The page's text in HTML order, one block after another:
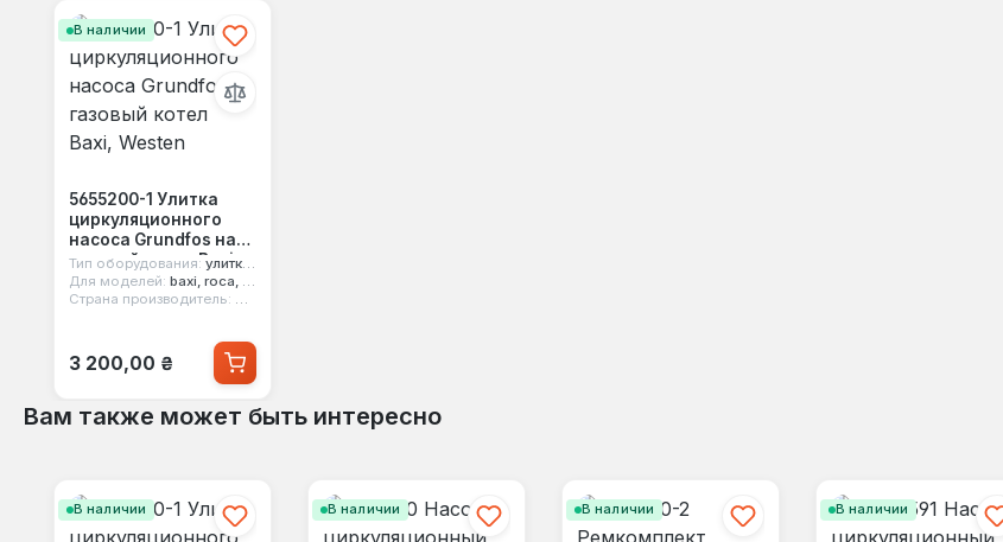
В наличии
5655200-1 Улитка
циркуляционного
насоса Grundfos на
газовый котел Baxi,
Westen
Тип оборудования: улитка насоса
Для моделей: baxi, roca, westen
Страна производитель:
Обычная цена:
3 200,00 ₴
Вам также может быть интересно
В наличии В наличии В наличии В наличии